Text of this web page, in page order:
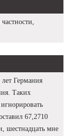
Германия
Таких
67,2710
шестнадцать мне